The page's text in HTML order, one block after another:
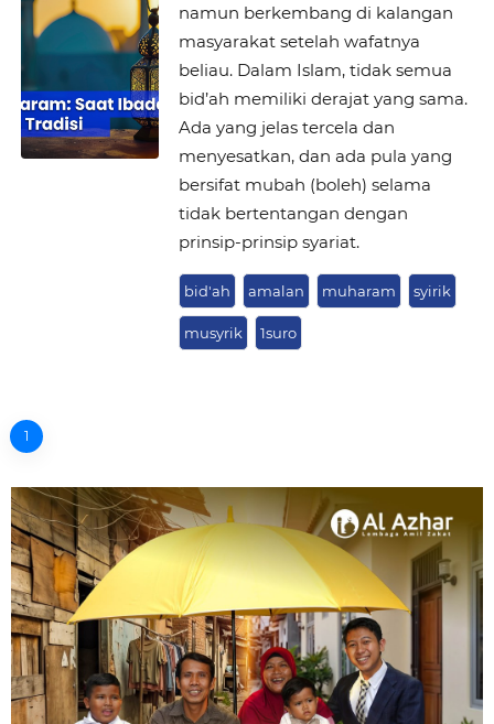
namun berkembang di kalangan
masyarakat setelah wafatnya
beliau. Dalam Islam, tidak semua
bid’ah memiliki derajat yang sama.
Ada yang jelas tercela dan
menyesatkan, dan ada pula yang
bersifat mubah (boleh) selama
tidak bertentangan dengan
prinsip-prinsip syariat.
bid'ah amalan muharam syirik
musyrik 1suro
1